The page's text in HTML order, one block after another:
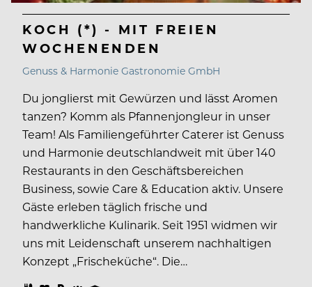
KOCH (*) - MIT FREIEN
WOCHENENDEN
Genuss & Harmonie Gastronomie GmbH
Du jonglierst mit Gewürzen und lässt Aromen
tanzen? Komm als Pfannenjongleur in unser
Team! Als Familiengeführter Caterer ist Genuss
und Harmonie deutschlandweit mit über 140
Restaurants in den Geschäftsbereichen
Business, sowie Care & Education aktiv. Unsere
Gäste erleben täglich frische und
handwerkliche Kulinarik. Seit 1951 widmen wir
uns mit Leidenschaft unserem nachhaltigen
Konzept „Frischeküche“. Die…